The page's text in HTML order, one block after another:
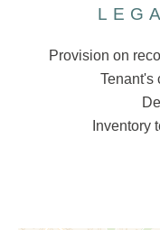
Provision on
Tenant's
Inventory